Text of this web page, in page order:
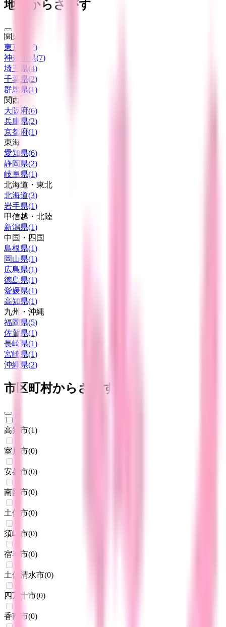
地域からさがす
関東
東京都
7)
神奈川県(7)
埼玉県(4)
千葉県(2)
群馬県(1)
関西
大阪府(6)
兵庫県(2)
京都府(1)
東海
愛知県(6)
静岡県(2)
岐阜県(1)
北海道・東北
北海道(3)
岩手県(1)
甲信越・北陸
新潟県(1)
中国・四国
島根県(1)
岡山県(1)
広島県(1)
徳島県(1)
愛媛県(1)
高知県(1)
九州・沖縄
福岡県(5)
佐賀県(1)
長崎県(1)
宮崎県(1)
沖縄県(2)
市区町村からさがす
高知市(1)
室戸市(0)
安芸市(0)
南国市(0)
土佐市(0)
須崎市(0)
宿毛市(0)
土佐清水市(0)
四万十市(0)
香南市(0)